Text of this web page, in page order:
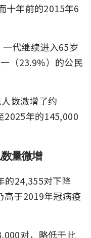
十年前的2015年6
代继续进入65岁
（23.9%）的公民
数激增了约
2025年的145,000
量微增
的24,355对下降
高于2019年冠病疫
对，略低于此